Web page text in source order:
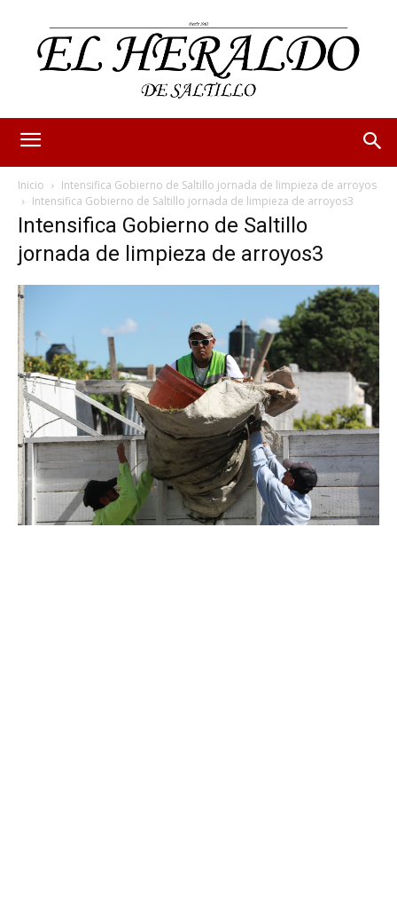
Inicio
Intensifica Gobierno de Saltillo jornada de limpieza de arroyos
Intensifica Gobierno de Saltillo jornada de limpieza de arroyos3
Intensifica Gobierno de Saltillo
jornada de limpieza de arroyos3